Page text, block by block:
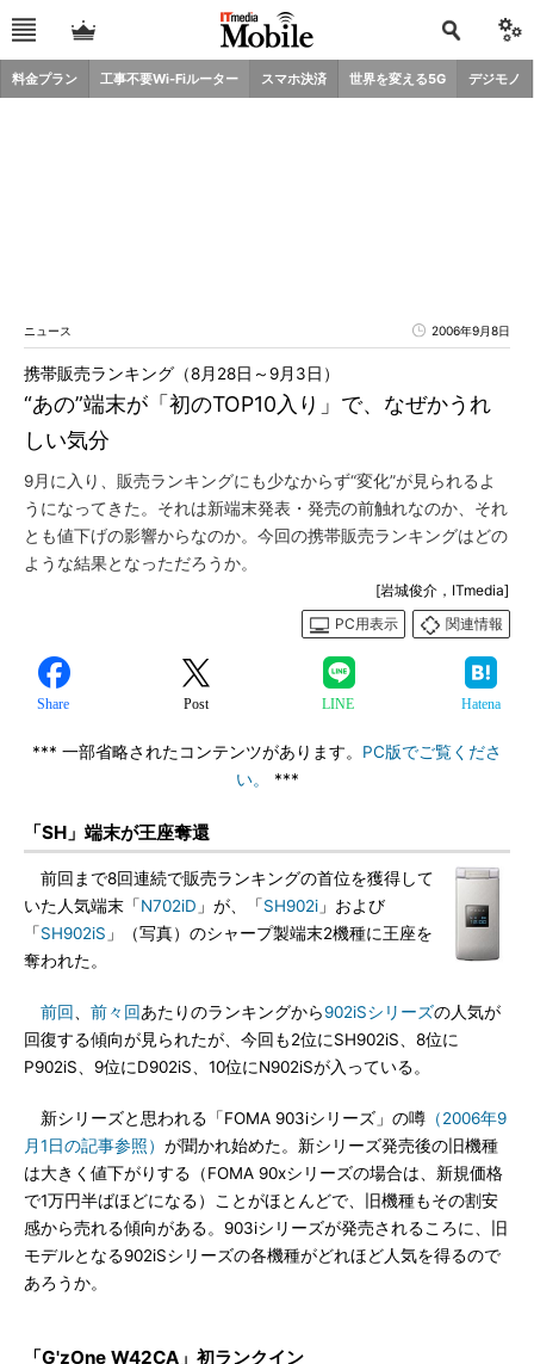
料金プラン 工事不要Wi-Fiルーター スマホ決済 世界を変える5G デジモノ
ニュース 2006年9月8日
“あの”端末が「初のTOP10入り」で、なぜかうれ
しい気分
携帯販売ランキング（8月28日～9月3日）
9月に入り、販売ランキングにも少なからず“変化”が見られるよ
うになってきた。それは新端末発表・発売の前触れなのか、それ
とも値下げの影響からなのか。今回の携帯販売ランキングはどの
ような結果となっただろうか。
[岩城俊介，ITmedia]
PC用表示
関連情報
Share Post LINE Hatena
*** 一部省略されたコンテンツがあります。 PC版でご覧くださ
い。
***
「SH」端末が王座奪還
前回まで8回連続で販売ランキングの首位を獲得して
いた人気端末「N702iD 」が、「SH902i 」および
「SH902iS 」（写真）のシャープ製端末2機種に王座を
奪われた。
前回 前々回あたりのランキングから902iSシリーズの人気が
回復する傾向が見られたが、今回も2位にSH902iS、8位に
P902iS、9位にD902iS、10位にN902iSが入っている。
新シリーズと思われる「FOMA 903iシリーズ」の噂 （2006年9
月1日の記事参照） が聞かれ始めた。新シリーズ発売後の旧機種
は大きく値下がりする（FOMA 90xシリーズの場合は、新規価格
で1万円半ばほどになる）ことがほとんどで、旧機種もその割安
感から売れる傾向がある。903iシリーズが発売されるころに、旧
モデルとなる902iSシリーズの各機種がどれほど人気を得るので
あろうか。
「G'zOne W42CA」初ランクイン